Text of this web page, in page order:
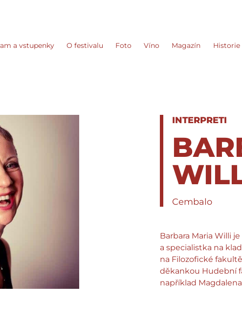
a vstupenky O festivalu Foto Víno Magazín Historie
INTERPRETI
Cembalo
Barbara Maria Willi
a specialistka na
na Filozofické
děkankou Hudební
například